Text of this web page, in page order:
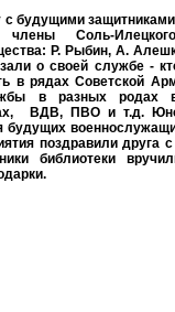
будущими
члены Соль-
Р. Рыбин, А.
о своей службе -
в рядах Советской
в разных родах
ВДВ, ПВО и т.д.
поздравили друга
библиотеки